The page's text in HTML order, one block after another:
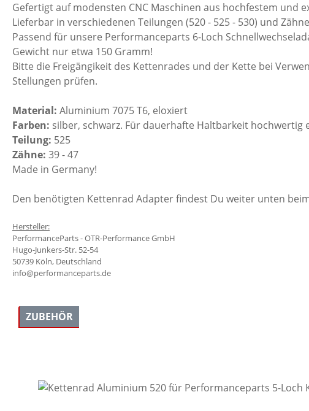
Gefertigt auf modensten CNC Maschinen aus hochfestem und
Lieferbar in verschiedenen Teilungen (520 - 525 - 530) und
Passend für unsere Performanceparts 6-Loch
Gewicht nur etwa 150 Gramm!
Bitte die Freigängikeit des Kettenrades und der Kette bei
Stellungen prüfen.
Material: Aluminium 7075 T6, eloxiert
Farben: silber, schwarz. Für dauerhafte Haltbarkeit hochwertig
Teilung: 525
Zähne: 39 - 47
Made in Germany!
Den benötigten Kettenrad Adapter findest Du weiter unten
Hersteller:
PerformanceParts - OTR-Performance GmbH
Hugo-Junkers-Str. 52-54
50739 Köln, Deutschland
info@performanceparts.de
ZUBEHÖR